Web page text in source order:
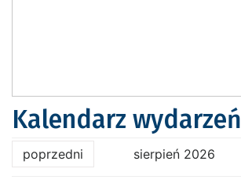
Kalendarz wydarzeń
poprzedni sierpień 2026